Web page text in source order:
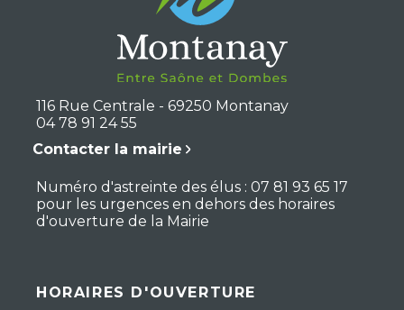
116 Rue Centrale - 69250 Montanay
04 78 91 24 55
Contacter la mairie
Numéro d'astreinte des élus : 07 81 93 65 17
pour les urgences en dehors des horaires
d'ouverture de la Mairie
HORAIRES D'OUVERTURE